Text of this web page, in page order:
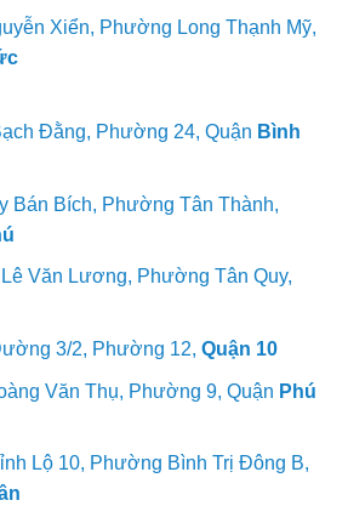
Xiển, Phường Long Thạnh Mỹ,
Đằng, Phường 24, Quận Bình
Bán Bích, Phường Tân Thành,
Văn Lương, Phường Tân Quy,
3/2, Phường 12, Quận 10
Văn Thụ, Phường 9, Quận Phú
Lộ 10, Phường Bình Trị Đông B,